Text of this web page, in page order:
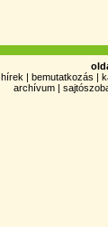
hírek | bemutatkozás |
archívum |